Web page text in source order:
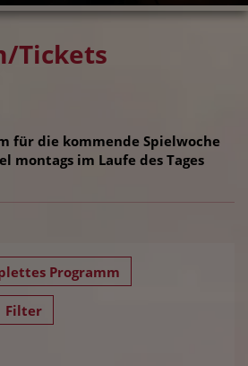
Tickets
für die kommende Spielwoche
montags im Laufe des Tages
Programm
Filter